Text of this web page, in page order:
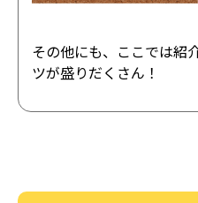
その他にも、ここでは紹
ツが盛りだくさん！